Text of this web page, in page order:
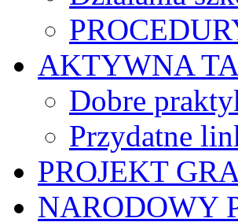
AKTYWNA
Dobre
Przydatne
PROJEKT
NARODOWY